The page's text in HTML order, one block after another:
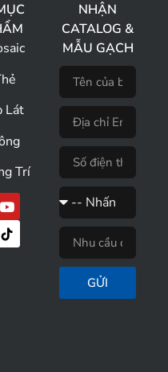
Lát
Trí
NHẬN
CATALOG &
MẪU GẠCH
GỬI